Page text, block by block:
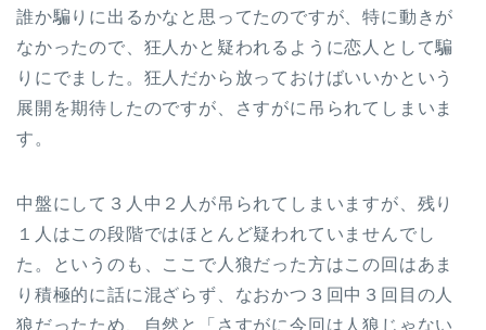
誰か騙りに出るかなと思ってたのですが、特に動きが
なかったので、狂人かと疑われるように恋人として騙
りにでました。狂人だから放っておけばいいかという
展開を期待したのですが、さすがに吊られてしまいま
す。
中盤にして３人中２人が吊られてしまいますが、残り
１人はこの段階ではほとんど疑われていませんでし
た。というのも、ここで人狼だった方はこの回はあま
り積極的に話に混ざらず、なおかつ３回中３回目の人
狼だったため、自然と「さすがに今回は人狼じゃない